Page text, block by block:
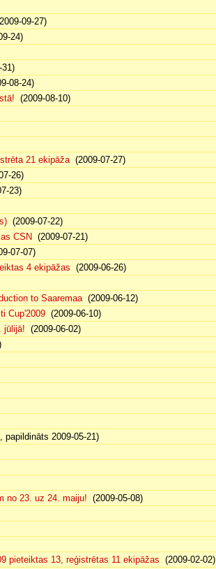
09-27)
24)
31)
08-24)
(2009-08-10)
21 ekipāža(2009-07-27)
26)
23)
(2009-07-22)
CSN (2009-07-21)
07-07)
4 ekipāžas (2009-06-26)
to Saaremaa(2009-06-12)
Cup'2009 (2009-06-10)
jūlijā! (2009-06-02)
papildināts 2009-05-21)
no 23. uz 24. maiju! (2009-05-08)
pieteiktas 13, reģistrētas 11 ekipāžas (2009-02-02)